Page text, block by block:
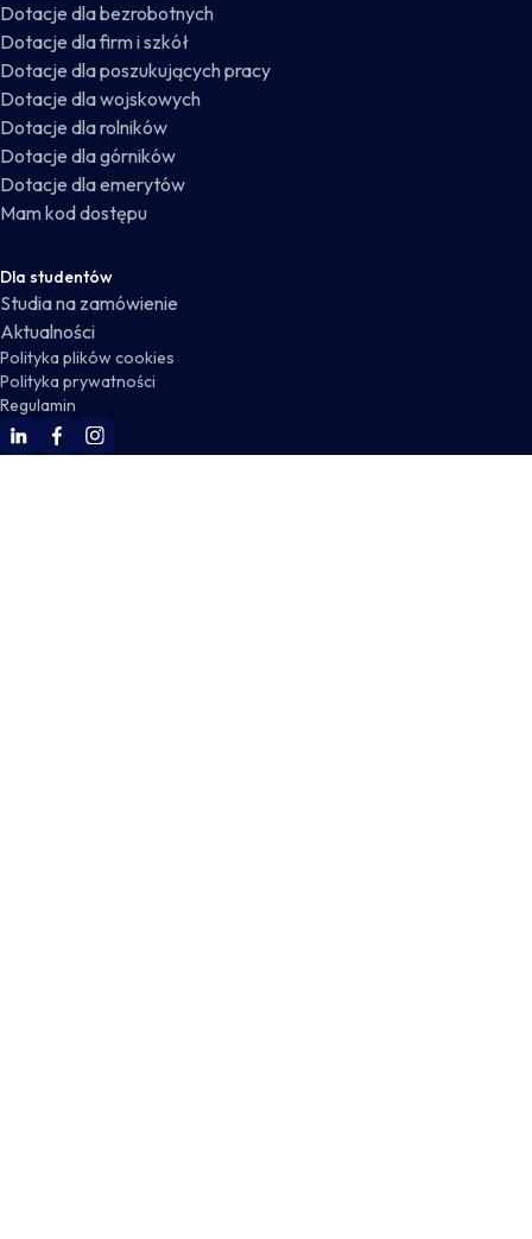
Dotacje dla bezrobotnych
Dotacje dla firm i szkół
Dotacje dla poszukujących pracy
Dotacje dla wojskowych
Dotacje dla rolników
Dotacje dla górników
Dotacje dla emerytów
Mam kod dostępu
Dla studentów
Studia na zamówienie
Aktualności
Polityka plików cookies
Polityka prywatności
Regulamin
WSKZ Linkedin
WSKZ Facebook
WSKZ Instagram